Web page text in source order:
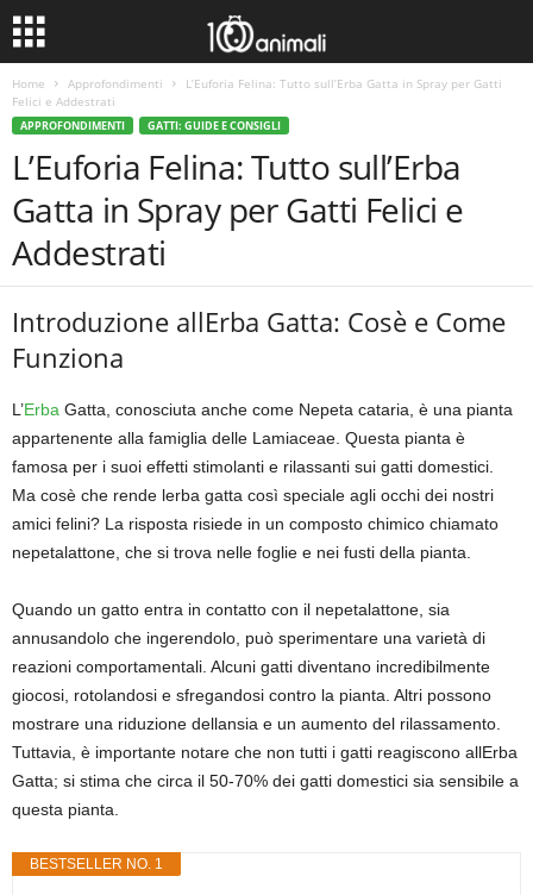
Home Approfondimenti
L’Euforia Felina: Tutto sull’Erba Gatta in Spray per Gatti
Felici e Addestrati
APPROFONDIMENTI GATTI: GUIDE E CONSIGLI
L’Euforia Felina: Tutto sull’Erba
Gatta in Spray per Gatti Felici e
Addestrati
Introduzione allErba Gatta: Cosè e Come
Funziona
L’Erba Gatta, conosciuta anche come Nepeta cataria, è una pianta
appartenente alla famiglia delle Lamiaceae. Questa pianta è
famosa per i suoi effetti stimolanti e rilassanti sui gatti domestici.
Ma cosè che rende lerba gatta così speciale agli occhi dei nostri
amici felini? La risposta risiede in un composto chimico chiamato
nepetalattone, che si trova nelle foglie e nei fusti della pianta.
Quando un gatto entra in contatto con il nepetalattone, sia
annusandolo che ingerendolo, può sperimentare una varietà di
reazioni comportamentali. Alcuni gatti diventano incredibilmente
giocosi, rotolandosi e sfregandosi contro la pianta. Altri possono
mostrare una riduzione dellansia e un aumento del rilassamento.
Tuttavia, è importante notare che non tutti i gatti reagiscono allErba
Gatta; si stima che circa il 50-70% dei gatti domestici sia sensibile a
questa pianta.
BESTSELLER NO. 1